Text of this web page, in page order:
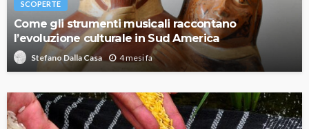
SCOPERTE
Come gli strumenti musicali raccontano
l’evoluzione culturale in Sud America
Stefano Dalla Casa 4 mesi fa